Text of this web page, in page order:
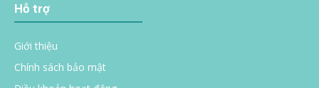
Hỗ trợ
Giới thiệu
Chính sách bảo mật